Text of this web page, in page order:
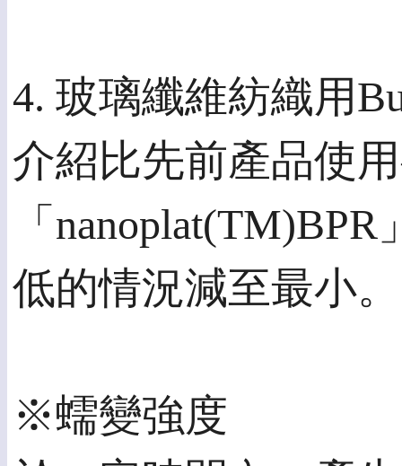
4. 玻璃纖維紡織用
介紹比先前產品使
「
低的情況減至最小。
※蠕變強度